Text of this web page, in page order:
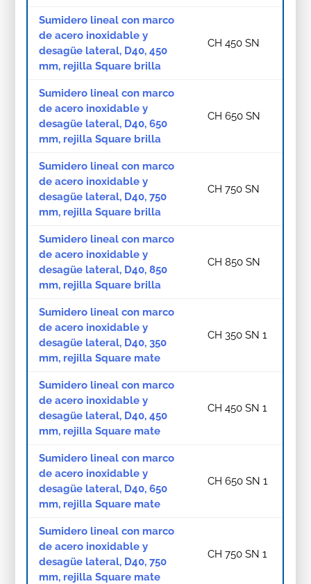
Sumidero lineal con marco
de acero inoxidable y
desagüe lateral, D40, 450
mm, rejilla Square brilla
CH 450 SN
Sumidero lineal con marco
de acero inoxidable y
desagüe lateral, D40, 650
mm, rejilla Square brilla
CH 650 SN
Sumidero lineal con marco
de acero inoxidable y
desagüe lateral, D40, 750
mm, rejilla Square brilla
CH 750 SN
Sumidero lineal con marco
de acero inoxidable y
desagüe lateral, D40, 850
mm, rejilla Square brilla
CH 850 SN
Sumidero lineal con marco
de acero inoxidable y
desagüe lateral, D40, 350
mm, rejilla Square mate
CH 350 SN 1
Sumidero lineal con marco
de acero inoxidable y
desagüe lateral, D40, 450
mm, rejilla Square mate
CH 450 SN 1
Sumidero lineal con marco
de acero inoxidable y
desagüe lateral, D40, 650
mm, rejilla Square mate
CH 650 SN 1
Sumidero lineal con marco
de acero inoxidable y
desagüe lateral, D40, 750
mm, rejilla Square mate
CH 750 SN 1